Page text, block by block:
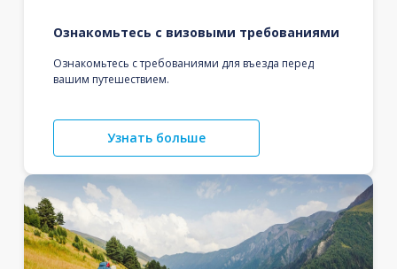
Ознакомьтесь с визовыми требованиями
Ознакомьтесь с требованиями для въезда перед
вашим путешествием.
Узнать больше